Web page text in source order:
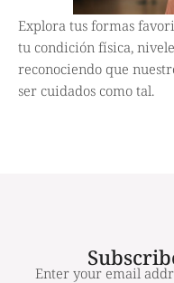
Explora tus formas
tu condición física,
reconociendo que
ser cuidados como tal.
Enter your email